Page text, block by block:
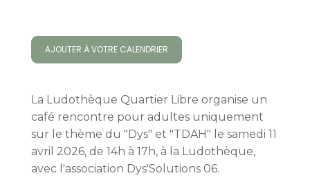
AJOUTER À VOTRE CALENDRIER
La Ludothèque Quartier Libre organise un
café rencontre pour adultes uniquement
sur le thème du "Dys" et "TDAH" le samedi 11
avril 2026, de 14h à 17h, à la Ludothèque,
avec l'association Dys'Solutions 06.